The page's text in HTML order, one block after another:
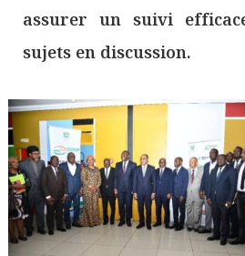
assurer un suivi
sujets en discussion.